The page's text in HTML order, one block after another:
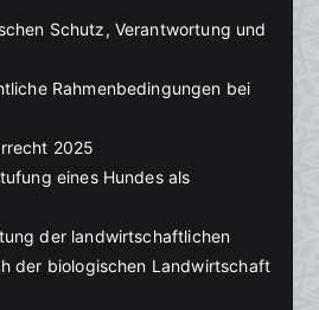
Schutz, Verantwortung und
Rahmenbedingungen bei
2025
eines Hundes als
der landwirtschaftlichen
der biologischen Landwirtschaft